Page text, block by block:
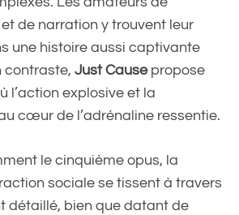
de narration y trouvent leur
une histoire aussi captivante
contraste, Just Causepropose
l’action explosive et la
cœur de l’adrénaline ressentie.
le cinquième opus, la
sociale se tissent à travers
détaillé, bien que datant de